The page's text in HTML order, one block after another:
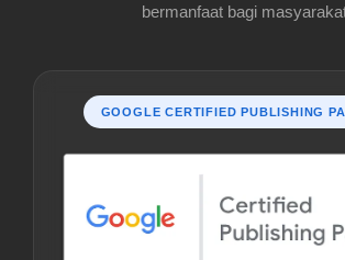
bermanfaat bagi
GOOGLE CERTIFIED PUBLISHING